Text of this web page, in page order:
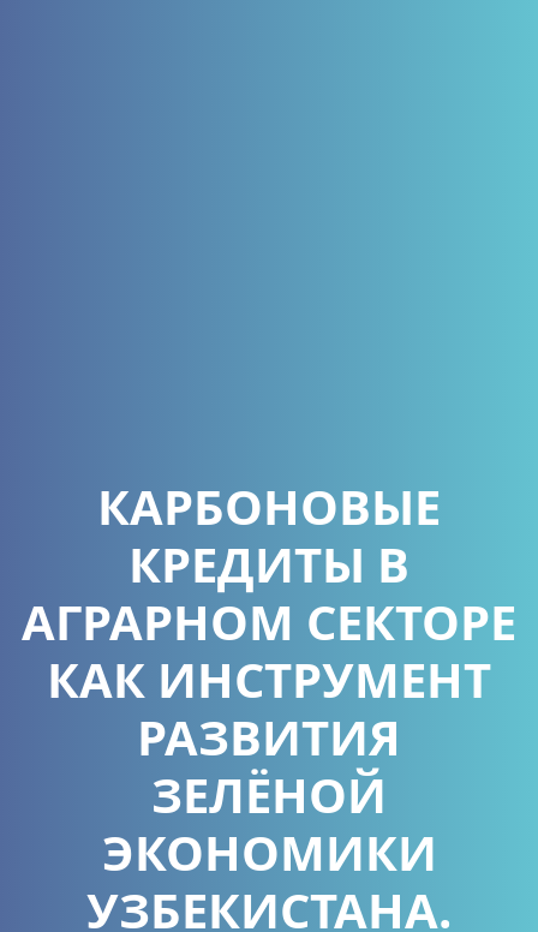
КАРБОНОВЫЕ
КРЕДИТЫ В
АГРАРНОМ СЕКТОРЕ
КАК ИНСТРУМЕНТ
РАЗВИТИЯ
ЗЕЛЁНОЙ
ЭКОНОМИКИ
УЗБЕКИСТАНА.